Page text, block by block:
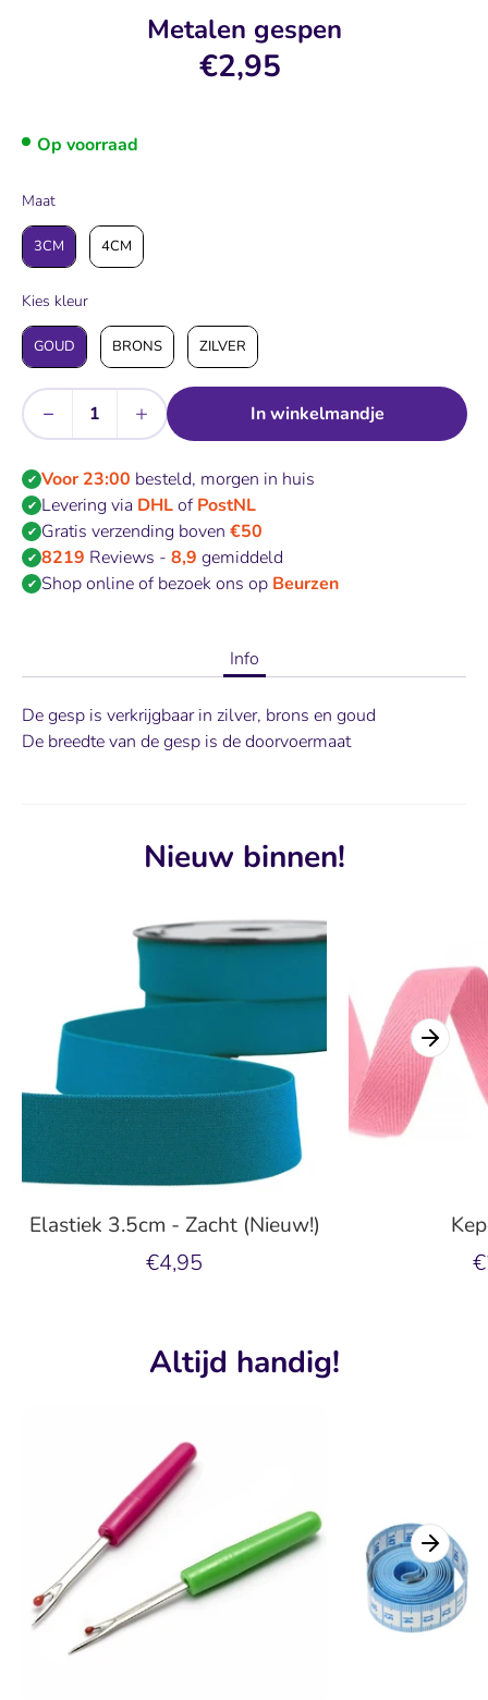
Metalen gespen
€2,95
Op voorraad
MaatMaat
3CM 4CM
Kies kleurKies kleur
GOUD BRONS ZILVER
Aantal
− + In winkelmandje
✔ Voor 23:00 besteld, morgen in huis
✔ Levering via DHLofPostNL
✔ Gratis verzending boven €50
✔ 8219 Reviews - 8,9 gemiddeld
✔ Shop online of bezoek ons op Beurzen
Info
De gesp is verkrijgbaar in zilver, brons en goud
De breedte van de gesp is de doorvoermaat
Nieuw binnen!
Elastiek 3.5cm - Zacht (Nieuw!)
€4,95
Altijd handig!